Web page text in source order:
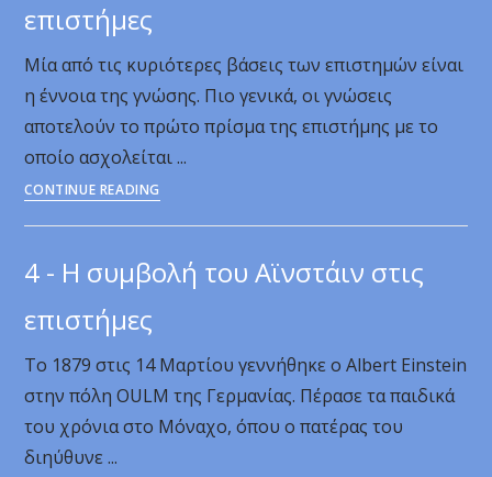
στην
αλληλογραφία
Einstein-
Καραθεοδωρή
επιστήμες
Μία από τις κυριότερες βάσεις των επιστημών είναι
η έννοια της γνώσης. Πιο γενικά, οι γνώσεις
αποτελούν το πρώτο πρίσμα της επιστήμης με το
οποίο ασχολείται ...
CONTINUE READING
έννοια
στις
επιστήμες
4 - Η συμβολή του Αϊνστάιν στις
επιστήμες
Το 1879 στις 14 Μαρτίου γεννήθηκε ο Albert Einstein
στην πόλη OULM της Γερμανίας. Πέρασε τα παιδικά
του χρόνια στο Μόναχο, όπου ο πατέρας του
διηύθυνε ...